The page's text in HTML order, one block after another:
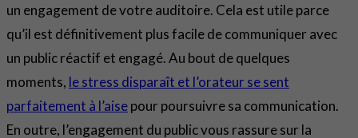
un engagement de votre auditoire. Cela est utile parce
qu’il est définitivement plus facile de communiquer avec
un public réactif et engagé. Au bout de quelques
moments, le stress disparaît et l’orateur se sent
parfaitement à l’aisepour poursuivre sa communication.
En outre, l’engagement du public vous rassure sur la